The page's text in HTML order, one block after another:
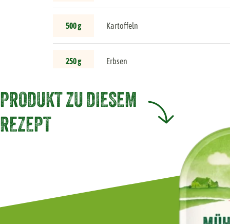
500 g Kartoffeln
250 g Erbsen
PRODUKT ZU DIESEM
REZEPT